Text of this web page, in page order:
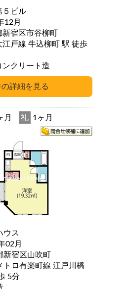
５ビル
12月
宿区市谷柳町
戸線 牛込柳町 駅 徒歩
ンクリート造
月 礼 1ヶ月
ウス
02月
新宿区山吹町
トロ有楽町線 江戸川橋
駅 徒歩 5分